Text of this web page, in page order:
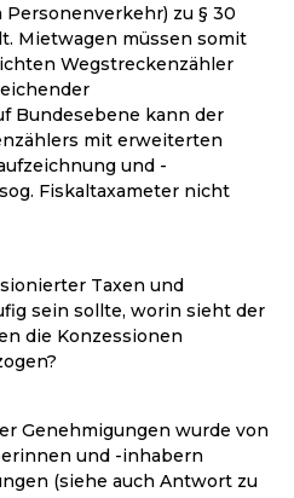
zu § 30
Mietwagen müssen somit
Wegstreckenzähler
Bundesebene kann der
mit erweiterten
und -
Fiskaltaxameter nicht
Taxen und
sein sollte, worin sieht der
die Konzessionen
Genehmigungen wurde von
und -inhabern
(siehe auch Antwort zu